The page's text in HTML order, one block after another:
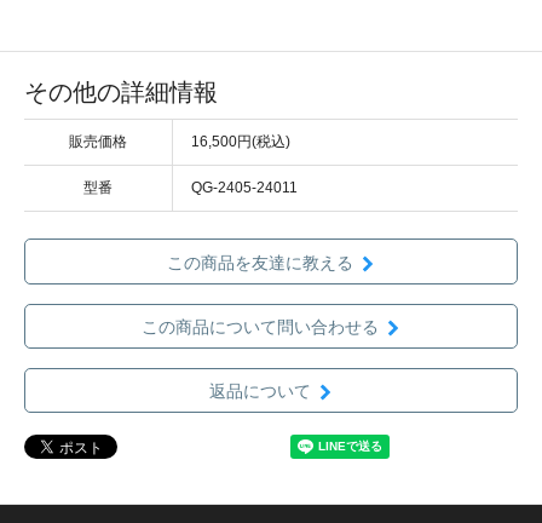
その他の詳細情報
販売価格 16,500円(税込)
型番 QG-2405-24011
この商品を友達に教える
この商品について問い合わせる
返品について